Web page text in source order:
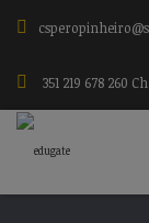
351 219 678 260